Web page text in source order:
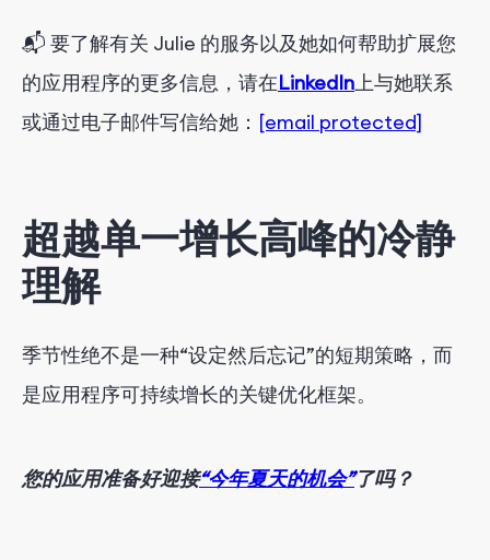
📬 要了解有关 Julie 的服务以及她如何帮助扩展您
的应用程序的更多信息，请在LinkedIn上与她联系
或通过电子邮件写信给她： [email protected]
超越单一增长高峰的冷静
理解
季节性绝不是一种“设定然后忘记”的短期策略，而
是应用程序可持续增长的关键优化框架。
您的应用准备好迎接“今年夏天的机会”了吗？